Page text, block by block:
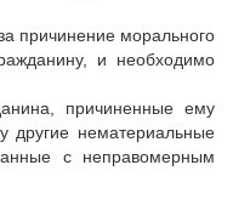
причинение морального
и необходимо
причиненные ему
нематериальные
с неправомерным